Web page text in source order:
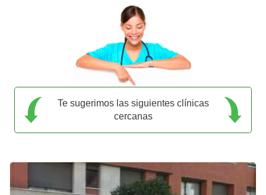
Te sugerimos las siguientes clínicas
cercanas